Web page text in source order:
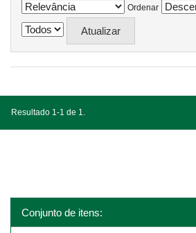
Ordenar
Resultado 1-1 de 1.
Conjunto de itens: